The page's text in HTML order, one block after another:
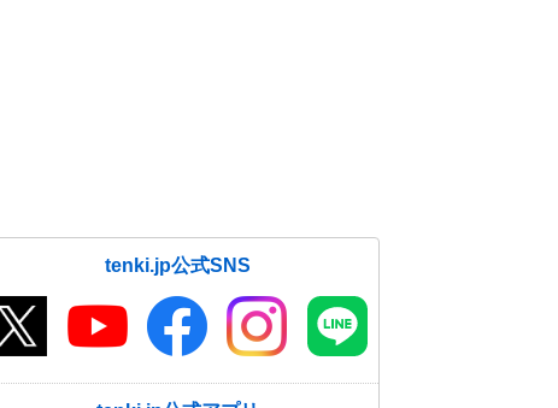
tenki.jp公式SNS